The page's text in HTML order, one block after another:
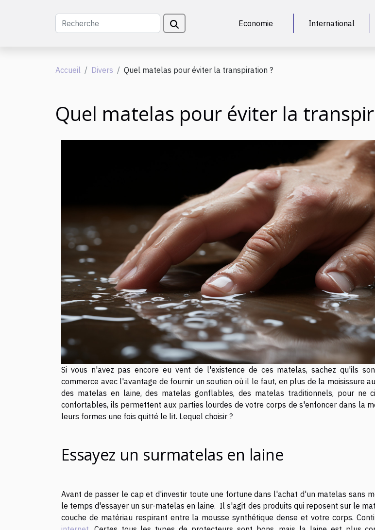
Economie International
Accueil Divers Quel matelas pour éviter la transpiration ?
Quel matelas pour éviter la
Si vous n'avez pas encore eu vent de l'existence de ces matelas, sachez qu'ils
commerce avec l'avantage de fournir un soutien où il le faut, en plus de la moisissure
des matelas en laine, des matelas gonflables, des matelas traditionnels, pour ne
confortables, ils permettent aux parties lourdes de votre corps de s'enfoncer dans la
leurs formes une fois quitté le lit. Lequel choisir ?
Essayez un surmatelas en laine
Avant de passer le cap et d'investir toute une fortune dans l'achat d'un matelas sans
le temps d'essayer un sur-matelas en laine. Il s'agit des produits qui reposent sur le
couche de matériau respirant entre la mousse synthétique dense et votre corps.